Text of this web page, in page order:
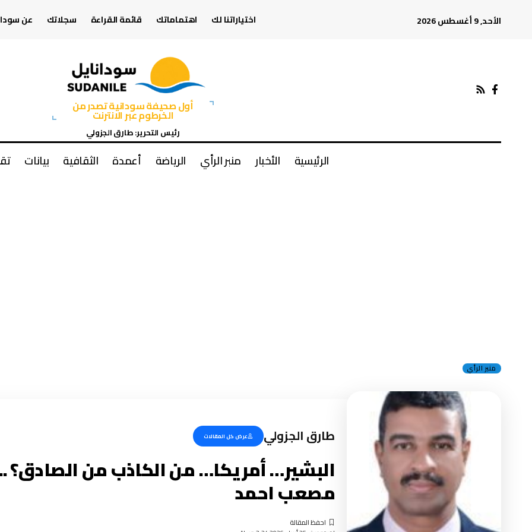
الأحد, 9 أغسطس 2026 اختياراتنا لك اهتماماتك قائمة القراءة سجلاتك عن
أول صحيفة سودانية تصدر من
الخرطوم عبر الانترنت
رئيس التحرير: طارق الجزولي
الرئيسية الأخبار منبر الرأي الرياضة أعمدة الثقافية بيانات
منبر الرأي
طارق الجزولي عرض كل المقالات
البشير… أمريكا… من الكاذب من الصادق؟
مصعب احمد